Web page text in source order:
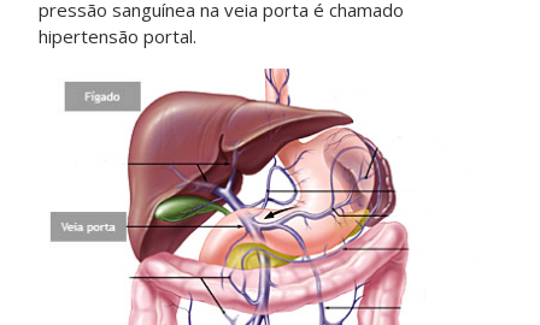
pressão sanguínea na veia porta é chamado
hipertensão portal.